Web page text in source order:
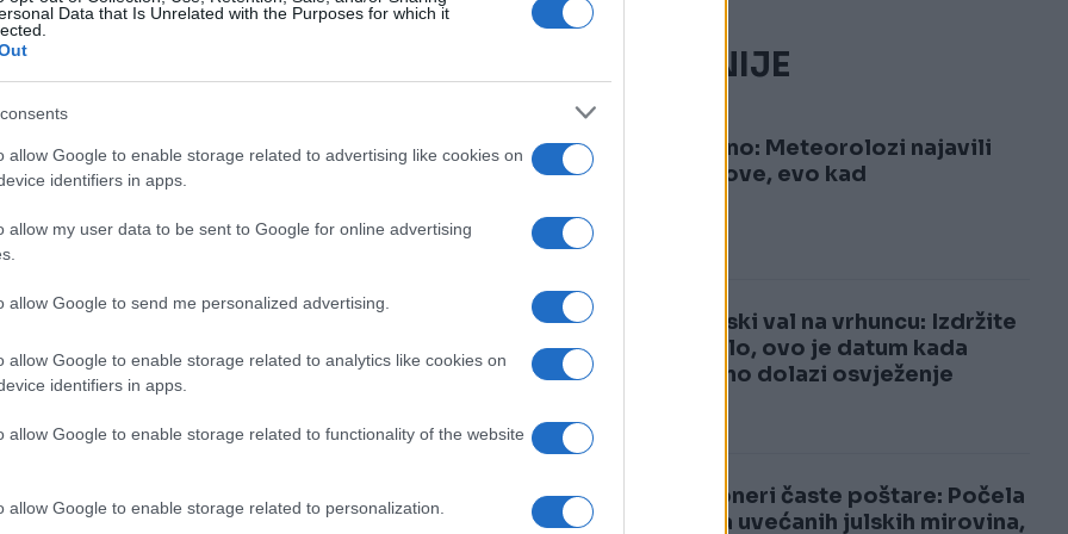
Data that Is Unrelated with the Purposes for which it
allow Google to enable storage related to advertising like cookies on
identifiers in apps.
allow my user data to be sent to Google for online advertising
allow Google to send me personalized advertising.
allow Google to enable storage related to analytics like cookies on
identifiers in apps.
allow Google to enable storage related to functionality of the website
allow Google to enable storage related to personalization.
sastao se s njim u više navrata, ne
- diplomatski protokol koji jasno pokazuje da
izrazila svoju podršku referendumu u RS
pravo nesrba ", navodi se.
prema NATO-u, Rusija bi mogla utjecati na
već je spreman za tu mogućnost jer se mediji
u Beogradu. Ruski utjecaj u Banjaluci,
kiosci su ispunjeni majicama, šaljicama za
i Vladimira Putina",
NAJČITANIJE
1
Konačno: Meteorolozi najavili
pljuskove, evo kad
2
Toplinski val na vrhuncu: Izdržite
još malo, ovo je datum kada
konačno dolazi osvježenje
Penzioneri časte poštare: Počela
isplata uvećanih julskih mirovina,